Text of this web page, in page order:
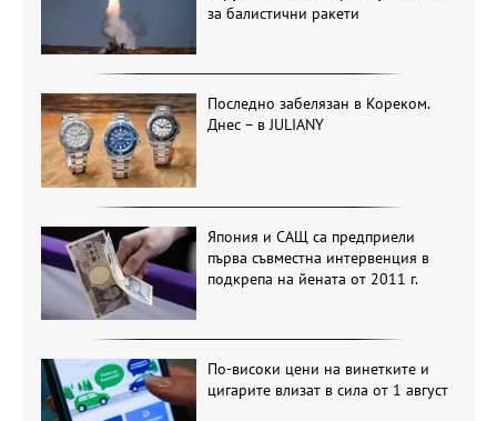
за балистични ракети
Последно забелязан в Кореком.
Днес – в JULIANY
Япония и САЩ са предприели
първа съвместна интервенция в
подкрепа на йената от 2011 г.
По-високи цени на винетките и
цигарите влизат в сила от 1 август